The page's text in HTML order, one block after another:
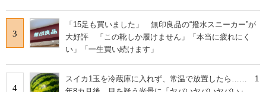
3
「15足も買いました」 無印良品の“撥水スニーカー”が
大好評 「この靴しか履けません」「本当に疲れにく
い」「一生買い続けます」
4
スイカ1玉を冷蔵庫に入れず、常温で放置したら…… 1